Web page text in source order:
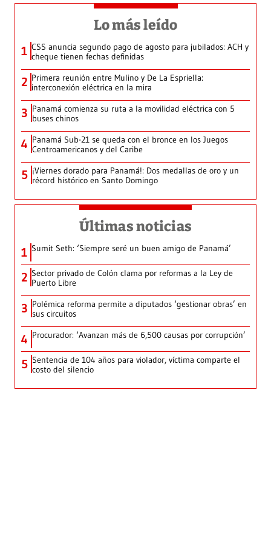
Lo más leído
1 CSS anuncia segundo pago de agosto para jubilados: ACH y
cheque tienen fechas definidas
2 Primera reunión entre Mulino y De La Espriella:
interconexión eléctrica en la mira
3 Panamá comienza su ruta a la movilidad eléctrica con 5
buses chinos
4 Panamá Sub-21 se queda con el bronce en los Juegos
Centroamericanos y del Caribe
5 ¡Viernes dorado para Panamá!: Dos medallas de oro y un
récord histórico en Santo Domingo
Últimas noticias
1 Sumit Seth: ‘Siempre seré un buen amigo de Panamá’
2 Sector privado de Colón clama por reformas a la Ley de
Puerto Libre
3 Polémica reforma permite a diputados ‘gestionar obras’ en
sus circuitos
4 Procurador: ‘Avanzan más de 6,500 causas por corrupción’
5 Sentencia de 104 años para violador, víctima comparte el
costo del silencio